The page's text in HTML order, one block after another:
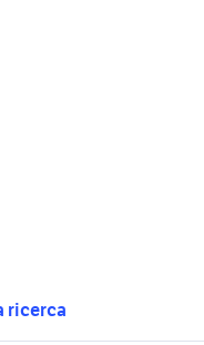
ricerca